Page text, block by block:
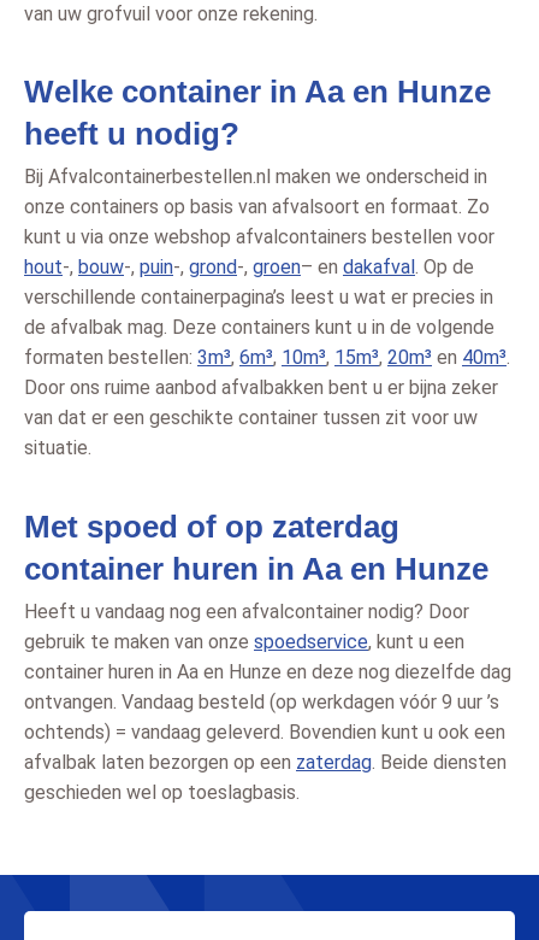
van uw grofvuil voor onze rekening.
Welke container in Aa en Hunze
heeft u nodig?
Bij Afvalcontainerbestellen.nl maken we onderscheid in
onze containers op basis van afvalsoort en formaat. Zo
kunt u via onze webshop afvalcontainers bestellen voor
hout-, bouw-, puin-, grond-, groen– en dakafval . Op de
verschillende containerpagina’s leest u wat er precies in
de afvalbak mag. Deze containers kunt u in de volgende
formaten bestellen: 3m³, 6m³, 10m³, 15m³, 20m³ en 40m³.
Door ons ruime aanbod afvalbakken bent u er bijna zeker
van dat er een geschikte container tussen zit voor uw
situatie.
Met spoed of op zaterdag
container huren in Aa en Hunze
Heeft u vandaag nog een afvalcontainer nodig? Door
gebruik te maken van onze spoedservice, kunt u een
container huren in Aa en Hunze en deze nog diezelfde dag
ontvangen. Vandaag besteld (op werkdagen vóór 9 uur ’s
ochtends) = vandaag geleverd. Bovendien kunt u ook een
afvalbak laten bezorgen op een zaterdag. Beide diensten
geschieden wel op toeslagbasis.